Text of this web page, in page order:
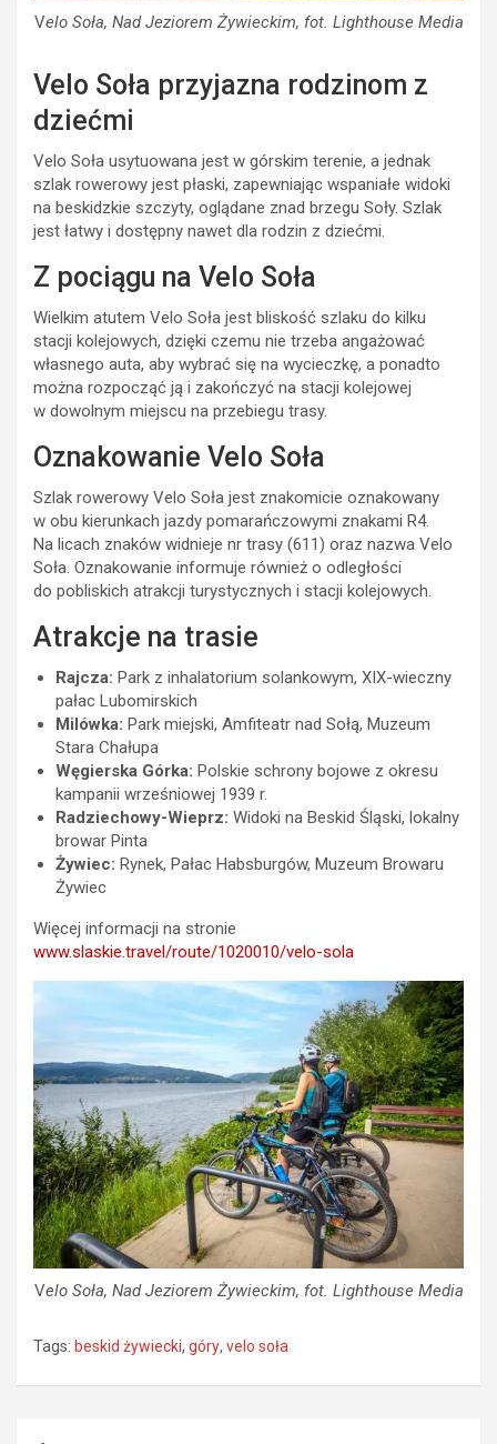
Velo Soła, Nad Jeziorem Żywieckim, fot. Lighthouse Media
Velo Soła przyjazna rodzinom z
dziećmi
Velo Soła usytuowana jest w górskim terenie, a jednak
szlak rowerowy jest płaski, zapewniając wspaniałe widoki
na beskidzkie szczyty, oglądane znad brzegu Soły. Szlak
jest łatwy i dostępny nawet dla rodzin z dziećmi.
Z pociągu na Velo Soła
Wielkim atutem Velo Soła jest bliskość szlaku do kilku
stacji kolejowych, dzięki czemu nie trzeba angażować
własnego auta, aby wybrać się na wycieczkę, a ponadto
można rozpocząć ją i zakończyć na stacji kolejowej
w dowolnym miejscu na przebiegu trasy.
Oznakowanie Velo Soła
Szlak rowerowy Velo Soła jest znakomicie oznakowany
w obu kierunkach jazdy pomarańczowymi znakami R4.
Na licach znaków widnieje nr trasy (611) oraz nazwa Velo
Soła. Oznakowanie informuje również o odległości
do pobliskich atrakcji turystycznych i stacji kolejowych.
Atrakcje na trasie
Rajcza: Park z inhalatorium solankowym, XIX-wieczny
pałac Lubomirskich
Milówka: Park miejski, Amfiteatr nad Sołą, Muzeum
Stara Chałupa
Węgierska Górka: Polskie schrony bojowe z okresu
kampanii wrześniowej 1939 r.
Radziechowy-Wieprz: Widoki na Beskid Śląski, lokalny
browar Pinta
Żywiec: Rynek, Pałac Habsburgów, Muzeum Browaru
Żywiec
Więcej informacji na stronie
www.slaskie.travel/route/1020010/velo-sola
Velo Soła, Nad Jeziorem Żywieckim, fot. Lighthouse Media
Tags: beskid żywiecki, góry, velo soła
Nawigacja